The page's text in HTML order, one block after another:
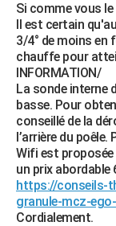
Si comme vous
Il est certain
3/4° de moins en
chauffe pour
INFORMATION/
La sonde interne
basse. Pour
conseillé de la
l’arrière du
Wifi est proposée
un prix abordable
https://conseils-
granule-mcz-
Cordialement.